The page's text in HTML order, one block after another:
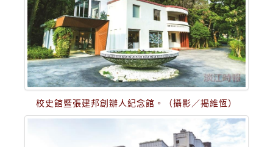
校史館暨張建邦創辦人紀念館。（攝影／揭維恆）